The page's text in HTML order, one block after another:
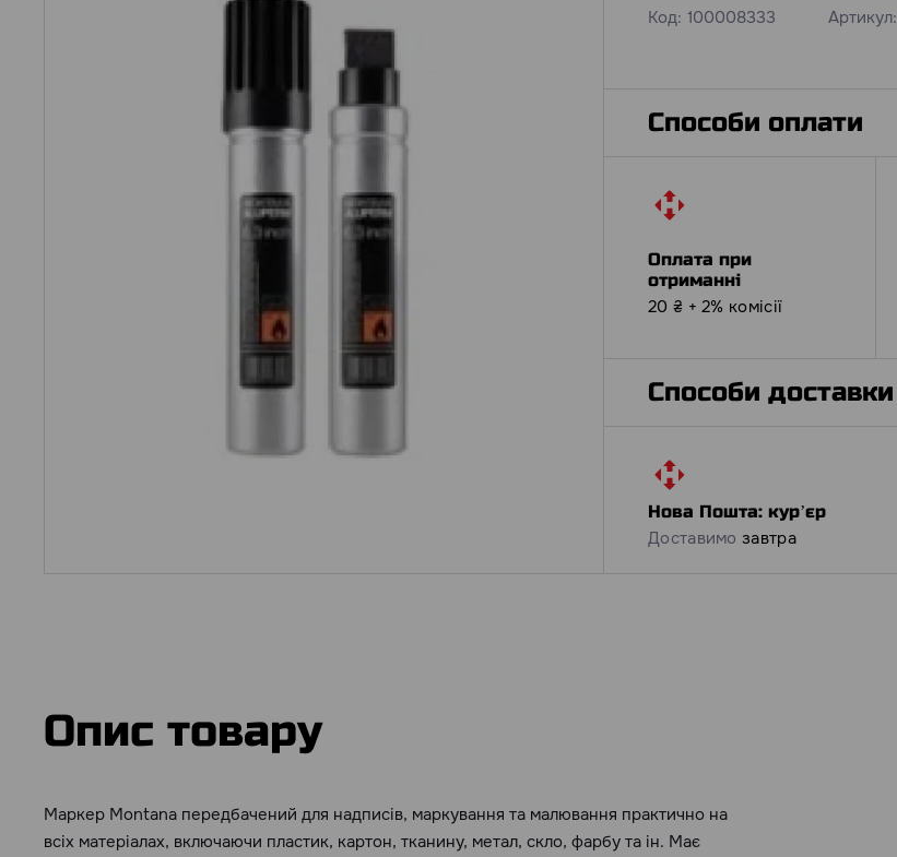
Код: 100008333 Артикул:
Способи оплати
Оплата при
отриманні
20 ₴ + 2% комісії
Способи доставки
Нова Пошта: курʼєр
Доставимо завтра
Опис товару
Маркер Montana передбачений для надписів, маркування та малювання практично на
всіх матеріалах, включаючи пластик, картон, тканину, метал, скло, фарбу та ін. Має